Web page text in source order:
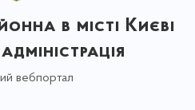
в місті Києві
вебпортал